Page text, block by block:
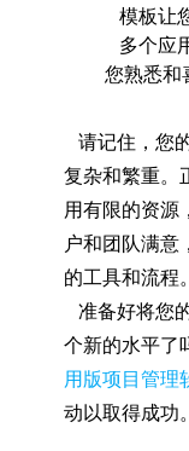
模板让
多个应
您熟悉和
请记住，您
复杂和繁重。
用有限的资源
户和团队满意
的工具和流程。
准备好将您
个新的水平了
用版项目管理
动以取得成功。